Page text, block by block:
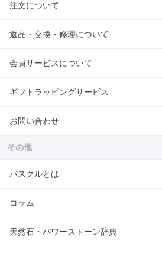
注文について
返品・交換・修理について
会員サービスについて
ギフトラッピングサービス
お問い合わせ
その他
パスクルとは
コラム
天然石・パワーストーン辞典